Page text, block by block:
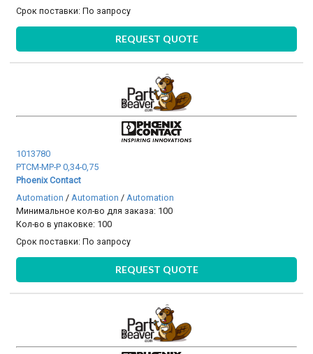
Срок поставки:По запросу
REQUEST QUOTE
1013780
PTCM-MP-P 0,34-0,75
Phoenix Contact
Automation /Automation /Automation
Минимальное кол-во для заказа: 100
Кол-во в упаковке: 100
Срок поставки:По запросу
REQUEST QUOTE